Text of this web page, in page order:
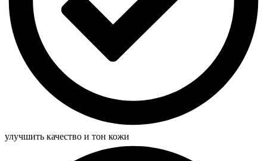
улучшить качество и тон кожи